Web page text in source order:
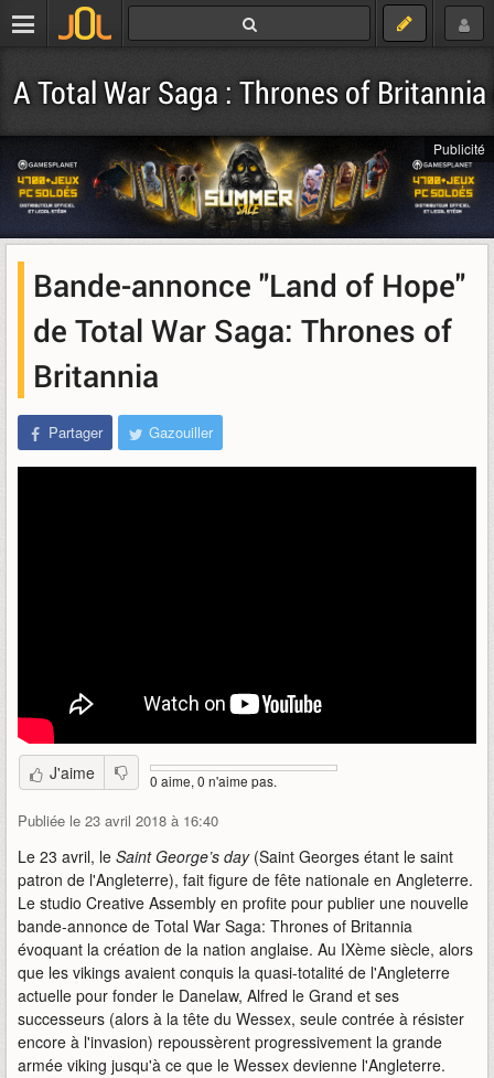
A Total War Saga : Thrones of Britannia
Publicité
Bande-annonce "Land of Hope"
de Total War Saga: Thrones of
Britannia
Partager Gazouiller
J'aime 0 aime, 0 n'aime pas.
Publiée le 23 avril 2018 à 16:40
Le 23 avril, le Saint George’s day(Saint Georges étant le saint
patron de l'Angleterre), fait figure de fête nationale en Angleterre.
Le studio Creative Assembly en profite pour publier une nouvelle
bande-annonce de Total War Saga: Thrones of Britannia
évoquant la création de la nation anglaise. Au IXème siècle, alors
que les vikings avaient conquis la quasi-totalité de l'Angleterre
actuelle pour fonder le Danelaw, Alfred le Grand et ses
successeurs (alors à la tête du Wessex, seule contrée à résister
encore à l'invasion) repoussèrent progressivement la grande
armée viking jusqu'à ce que le Wessex devienne l'Angleterre.